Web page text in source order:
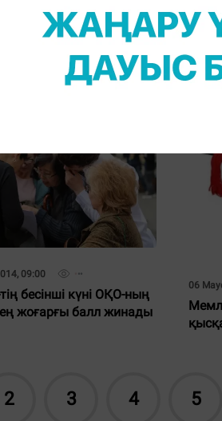
тапсырмалар. Онлайн
20
ҰБТ-
2
09:00
бесінші күні ОҚО-ның
ең жоғарғы балл жинады
06
2 3 4 5